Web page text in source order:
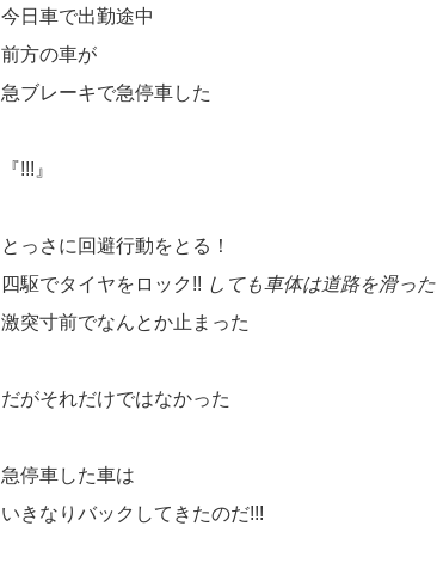
今日車で出勤途中
前方の車が
急ブレーキで急停車した
『!!!』
とっさに回避行動をとる！
四駆でタイヤをロック!! しても車体は道路を滑った
激突寸前でなんとか止まった
だがそれだけではなかった
急停車した車は
いきなりバックしてきたのだ!!!